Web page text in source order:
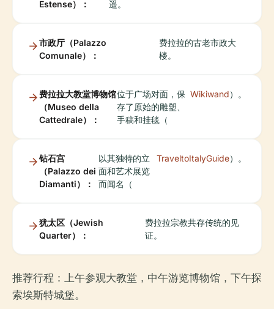
Estense）：
遥。
市政厅（Palazzo
Comunale）：
费拉拉的古老市政大
楼。
费拉拉大教堂博物馆
（Museo della
Cattedrale）：
位于广场对面，保
存了原始的雕塑、
手稿和挂毯（
Wikiwand）。
钻石宫
（Palazzo dei
Diamanti）：
以其独特的立
面和艺术展览
而闻名（
TraveltoItalyGuide）。
犹太区（Jewish
Quarter）：
费拉拉宗教共存传统的见
证。
推荐行程：上午参观大教堂，中午游览博物馆，下午探
索埃斯特城堡。